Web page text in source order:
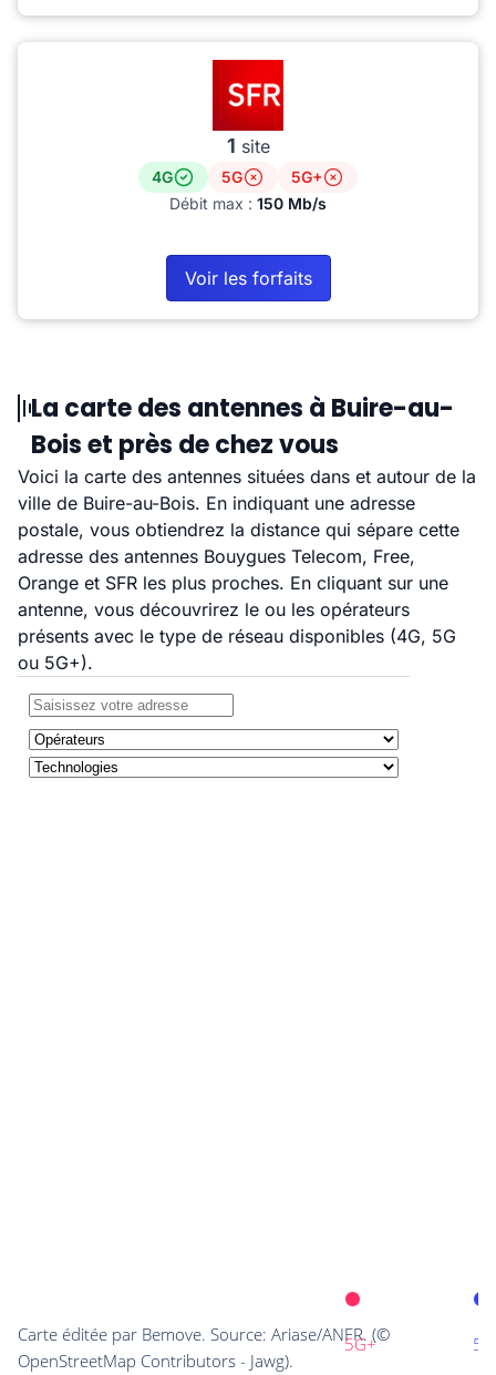
1 site
4G 5G
5G+
Débit max : 150 Mb/s
Voir les forfaits
La carte des antennes à Buire-au-
Bois et près de chez vous
Voici la carte des antennes situées dans et autour de la
ville de Buire-au-Bois. En indiquant une adresse
postale, vous obtiendrez la distance qui sépare cette
adresse des antennes Bouygues Telecom, Free,
Orange et SFR les plus proches. En cliquant sur une
antenne, vous découvrirez le ou les opérateurs
présents avec le type de réseau disponibles (4G, 5G
ou 5G+).